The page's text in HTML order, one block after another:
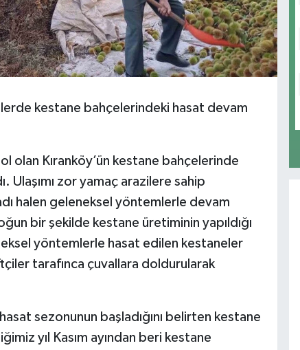
kestane bahçelerindeki hasat devam
olan Kıranköy’ün kestane bahçelerinde
zor yamaç arazilere sahip
halen geleneksel yöntemlerle devam
bir şekilde kestane üretiminin yapıldığı
yöntemlerle hasat edilen kestaneler
tarafınca çuvallara doldurularak
sezonunun başladığını belirten kestane
yıl Kasım ayından beri kestane